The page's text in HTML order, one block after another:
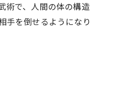
術で、人間の体の構造
手を倒せるようになり